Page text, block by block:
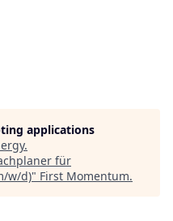
applications
.
für
w/d)" First Momentum.